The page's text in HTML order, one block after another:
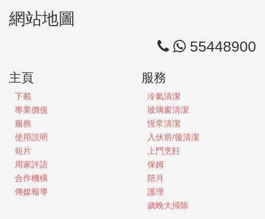
網站地圖
55448900
主頁
下載
專業價值
服務
使用説明
短片
用家評語
合作機構
傳媒報導
服務
冷氣清潔
玻璃窗清潔
恆常清潔
入伙前/後清潔
上門烹飪
保姆
陪月
護理
歲晚大掃除